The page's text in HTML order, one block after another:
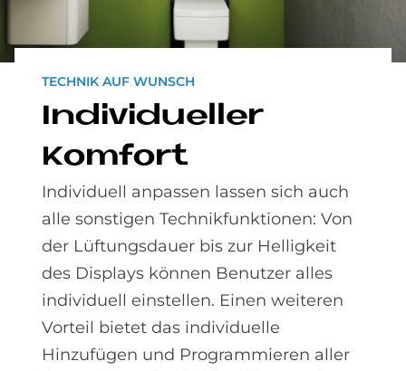
TECHNIK AUF WUNSCH
In­di­vi­du­el­ler
Kom­fort
Individuell anpassen lassen sich auch
alle sonstigen Technikfunktionen: Von
der Lüftungsdauer bis zur Helligkeit
des Displays können Benutzer alles
individuell einstellen. Einen weiteren
Vorteil bietet das individuelle
Hinzufügen und Programmieren aller